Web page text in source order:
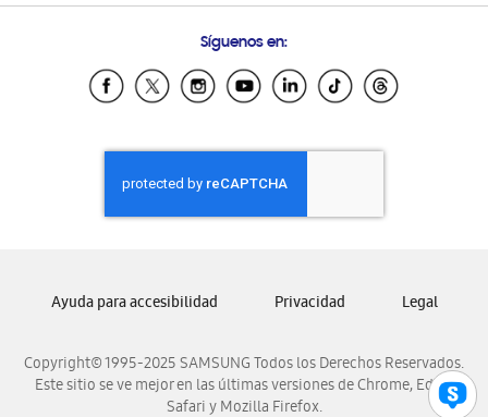
Samsung Ecuador
Samsung El Salvador
Samsung Honduras
Samsung Nicaragua
Samsung Panamá
Samsung Venezuela
Síguenos en:
Copyright© 1995-2025 SAMSUNG Todos los Derechos Reservados.
Este sitio se ve mejor en las últimas versiones de Chrome, Edge,
Safari y Mozilla Firefox.
Ayuda para accesibilidad Privacidad Legal